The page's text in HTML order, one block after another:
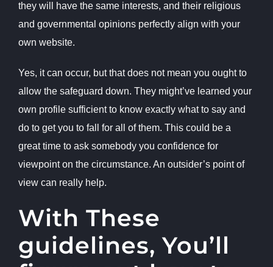
they will have the same interests, and their religious
and governmental opinions perfectly align with your
own website.
Yes, it can occur, but that does not mean you ought to
allow the safeguard down. They might’ve learned your
own profile sufficient to know exactly what to say and
do to get you to fall for all of them. This could be a
great time to ask somebody you confidence for
viewpoint on the circumstance. An outsider’s point of
view can really help.
With These
guidelines, You’ll